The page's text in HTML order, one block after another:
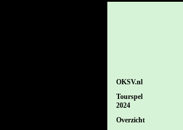
OKSV.nl
Tourspel
2024
Overzicht